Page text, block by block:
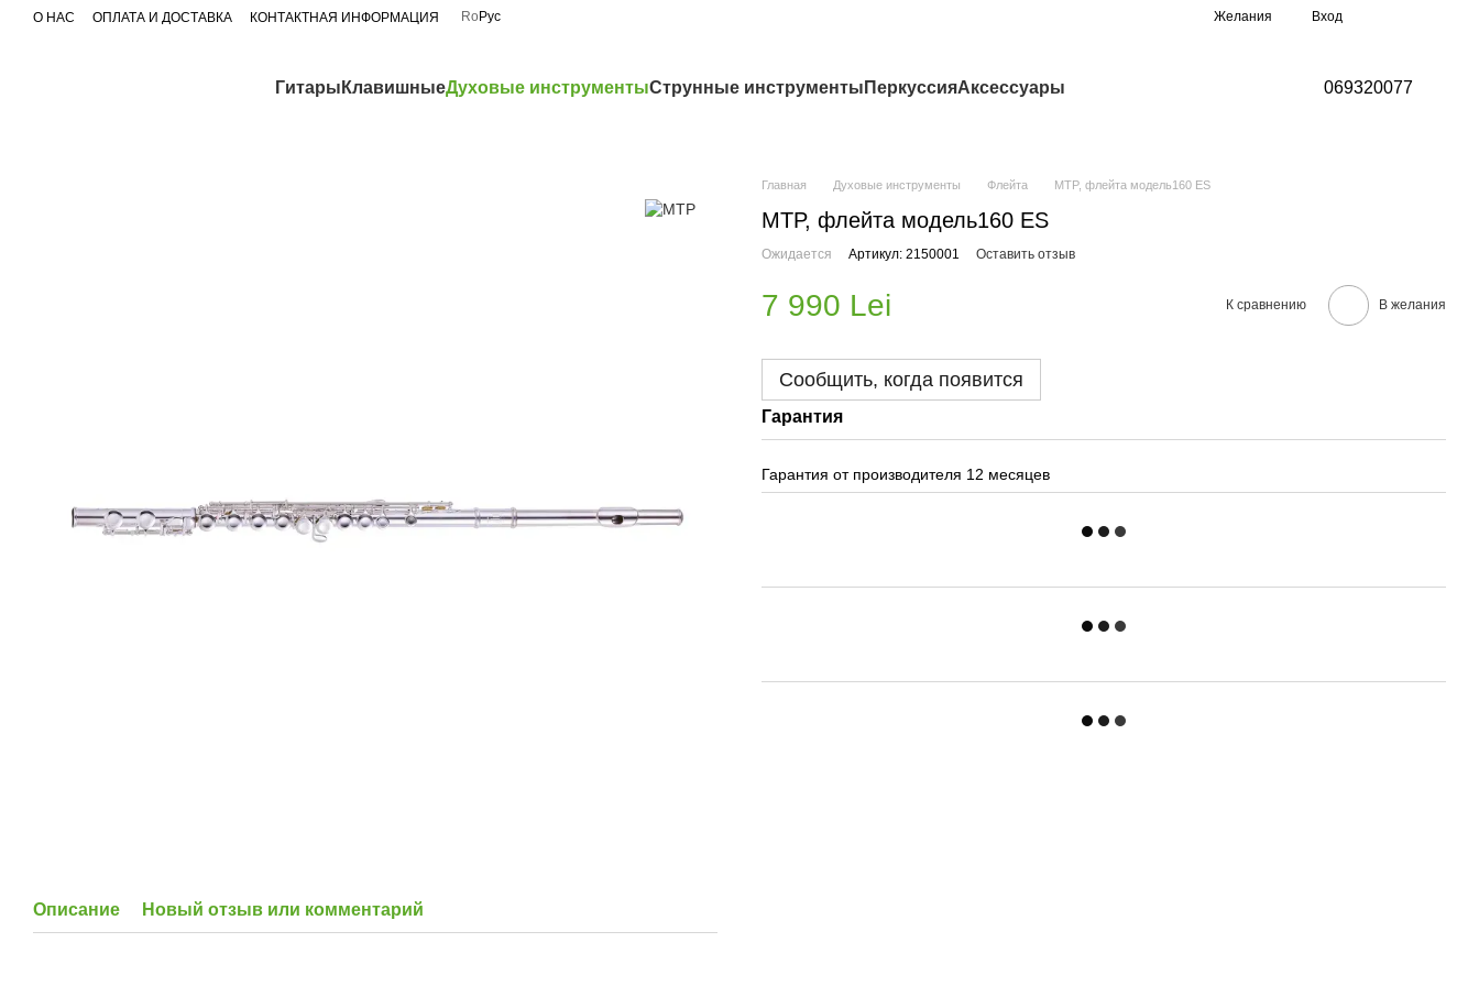
Перейти к основному контенту
О НАС ОПЛАТА И ДОСТАВКА КОНТАКТНАЯ ИНФОРМАЦИЯ Ro Рус Желания Вход
Гитары КлавишныеДуховые инструментыСтрунные инструменты ПеркуссияАксессуары 069320077
Описание Новый отзыв или комментарий
Главная Духовые инструменты Флейта MTP, флейта модель160 ES
MTP, флейта модель160 ES
Ожидается Артикул: 2150001 Оставить отзыв
7 990 Lei К сравнению В желания
Сообщить, когда появится
Гарантия
Гарантия от производителя 12 месяцев